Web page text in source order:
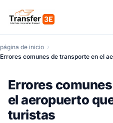
página de inicio
Errores comunes de transporte en el
Errores
el aeropuerto
turistas